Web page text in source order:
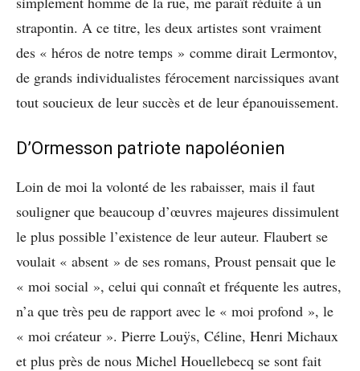
strapontin. A ce titre, les deux artistes sont vraiment
des « héros de notre temps » comme dirait Lermontov,
de grands individualistes férocement narcissiques avant
tout soucieux de leur succès et de leur épanouissement.
D’Ormesson patriote napoléonien
Loin de moi la volonté de les rabaisser, mais il faut
souligner que beaucoup d’œuvres majeures dissimulent
le plus possible l’existence de leur auteur. Flaubert se
voulait « absent » de ses romans, Proust pensait que le
« moi social », celui qui connaît et fréquente les autres,
n’a que très peu de rapport avec le « moi profond », le
« moi créateur ». Pierre Louÿs, Céline, Henri Michaux
et plus près de nous Michel Houellebecq se sont fait